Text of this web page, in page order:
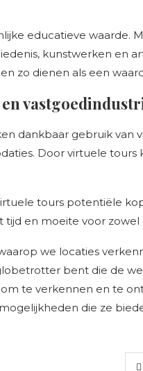
educatieve waarde.
kunstwerken en
zo dienen als een
dankbaar gebruik
Door virtuele
tours potentiële
tijd en moeite voor
we locaties
bent die de
te verkennen en te
die ze